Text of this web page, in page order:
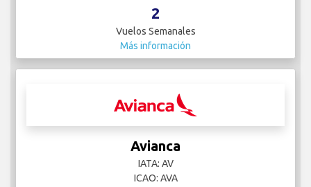
2
Vuelos Semanales
Más información
Avianca
IATA: AV
ICAO: AVA